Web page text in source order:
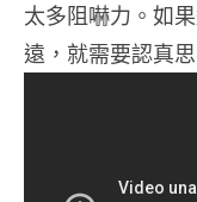
太多阻嚇力。如
遠，就需要認真